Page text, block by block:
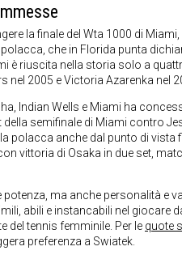
la finale del Wta 1000 di
che in Florida punta
è riuscita nella storia solo a
nel 2005 e Victoria Azarenka nel
Indian Wells e Miami ha
semifinale di Miami contro
polacca anche dal punto di vista
vittoria di Osaka in due set,
ma anche personalità e
abili e instancabili nel giocare
del tennis femminile. Per le quote
preferenza a Swiatek.